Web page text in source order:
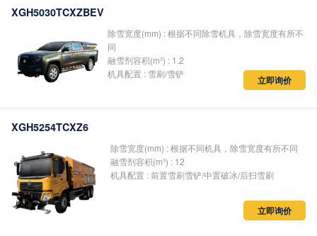
XGH5030TCXZBEV
除雪宽度(mm) : 根据不同除雪机具，除雪宽度有所不
同
融雪剂容积(m³) : 1.2
机具配置 : 雪刷/雪铲
立即询价
XGH5254TCXZ6
除雪宽度(mm) : 根据不同机具，除雪宽度有所不同
融雪剂容积(m³) : 12
机具配置 : 前置雪刷雪铲/中置破冰/后扫雪刷
立即询价